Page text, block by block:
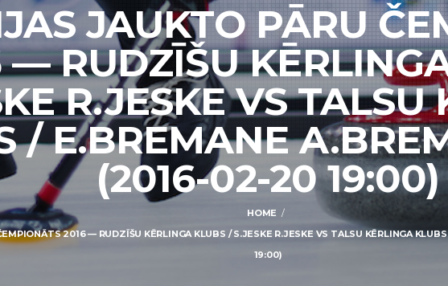
JAUKTO PĀRU
— RUDZĪŠU
R.JESKE VS TALSU
/ E.BREMANE
(2016-02-20 19:00)
HOME
2016 — RUDZĪŠU KĒRLINGA KLUBS / S.JESKE R.JESKE VS TALSU KĒRLINGA
19:00)